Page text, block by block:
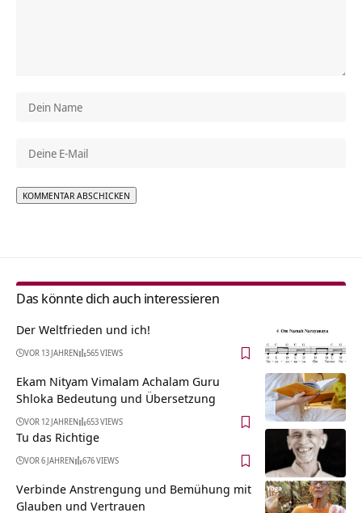
Das könnte dich auch interessieren
Der Weltfrieden und ich!
VOR 13 JAHREN 565 VIEWS
Ekam Nityam Vimalam Achalam Guru
Shloka Bedeutung und Übersetzung
VOR 12 JAHREN 653 VIEWS
Tu das Richtige
VOR 6 JAHREN 676 VIEWS
Verbinde Anstrengung und Bemühung mit
Glauben und Vertrauen